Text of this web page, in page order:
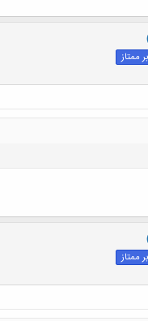
ممتاز
کلیک کنید تا باز شود...
ممتاز